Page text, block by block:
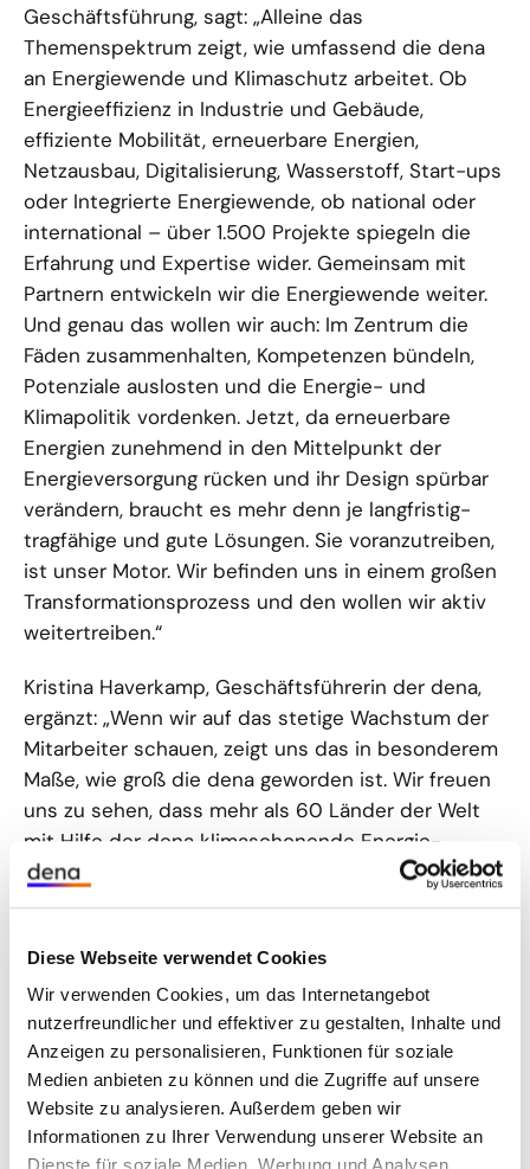
Diese Webseite verwendet Cookies
Wir verwenden Cookies, um das Internetangebot
nutzerfreundlicher und effektiver zu gestalten, Inhalte und
Anzeigen zu personalisieren, Funktionen für soziale
Medien anbieten zu können und die Zugriffe auf unsere
Website zu analysieren. Außerdem geben wir
Informationen zu Ihrer Verwendung unserer Website an
Geschäftsführung, sagt: „Alleine das
Themenspektrum zeigt, wie umfassend die dena
an Energiewende und Klimaschutz arbeitet. Ob
Energieeffizienz in Industrie und Gebäude,
effiziente Mobilität, erneuerbare Energien,
Netzausbau, Digitalisierung, Wasserstoff, Start-ups
oder Integrierte Energiewende, ob national oder
international – über 1.500 Projekte spiegeln die
Erfahrung und Expertise wider. Gemeinsam mit
Partnern entwickeln wir die Energiewende weiter.
Und genau das wollen wir auch: Im Zentrum die
Fäden zusammenhalten, Kompetenzen bündeln,
Potenziale auslosten und die Energie- und
Klimapolitik vordenken. Jetzt, da erneuerbare
Energien zunehmend in den Mittelpunkt der
Energieversorgung rücken und ihr Design spürbar
verändern, braucht es mehr denn je langfristig-
tragfähige und gute Lösungen. Sie voranzutreiben,
ist unser Motor. Wir befinden uns in einem großen
Transformationsprozess und den wollen wir aktiv
weitertreiben.“
Kristina Haverkamp, Geschäftsführerin der dena,
ergänzt: „Wenn wir auf das stetige Wachstum der
Mitarbeiter schauen, zeigt uns das in besonderem
Maße, wie groß die dena geworden ist. Wir freuen
uns zu sehen, dass mehr als 60 Länder der Welt
mit Hilfe der dena klimaschonende Energie-
Projekte angestoßen haben. Das alles steuern wir
von Berlin aus – mit dem Know-how von
Dass wir das 20-jährige Jubiläum mit der
Eröffnung des zweiten dena-Standortes am
EUREF-Campus verbinden können, unterstreicht
unseren Anspruch von Kontinuität und
Erneuerung.“